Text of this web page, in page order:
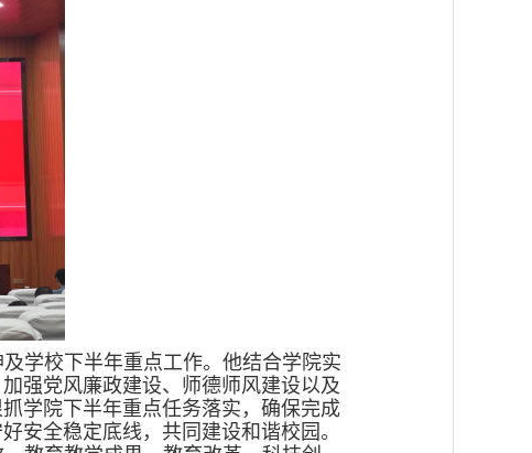
学校下半年重点工作。他结合学院实
强党风廉政建设、师德师风建设以及
学院下半年重点任务落实，确保完成
安全稳定底线，共同建设和谐校园。